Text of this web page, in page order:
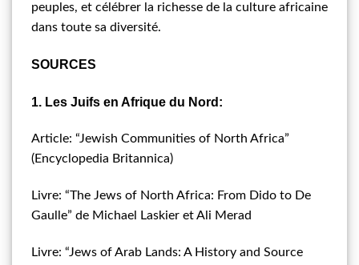
peuples, et célébrer la richesse de la culture africaine
dans toute sa diversité.
SOURCES
1. Les Juifs en Afrique du Nord:
Article: “Jewish Communities of North Africa”
(Encyclopedia Britannica)
Livre: “The Jews of North Africa: From Dido to De
Gaulle” de Michael Laskier et Ali Merad
Livre: “Jews of Arab Lands: A History and Source